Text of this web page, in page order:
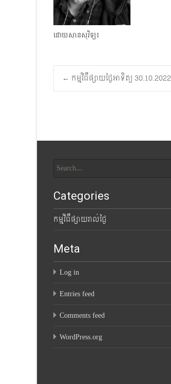
ដោយសានសុវិទ្យ៖
Post
← កម្មវិធីផ្សាយថ្ងៃអាទិត្យ 30.10.2022
for:
Categories
កម្មវិធីផ្សាយរាល់ថ្ងៃ
Meta
Log in
Entries feed
Comments feed
WordPress.org